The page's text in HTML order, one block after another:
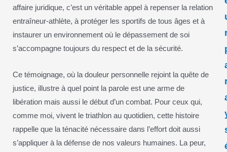
affaire juridique, c’est un véritable appel à repenser la relation
entraîneur-athlète, à protéger les sportifs de tous âges et à
instaurer un environnement où le dépassement de soi
s’accompagne toujours du respect et de la sécurité.
Ce témoignage, où la douleur personnelle rejoint la quête de
justice, illustre à quel point la parole est une arme de
libération mais aussi le début d’un combat. Pour ceux qui,
comme moi, vivent le triathlon au quotidien, cette histoire
rappelle que la ténacité nécessaire dans l’effort doit aussi
s’appliquer à la défense de nos valeurs humaines. La peur,